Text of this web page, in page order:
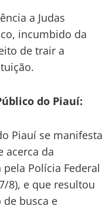
a Judas
incumbido da
de trair a
do Piauí:
Piauí se manifesta
acerca da
Polícia Federal
8), e que resultou
busca e